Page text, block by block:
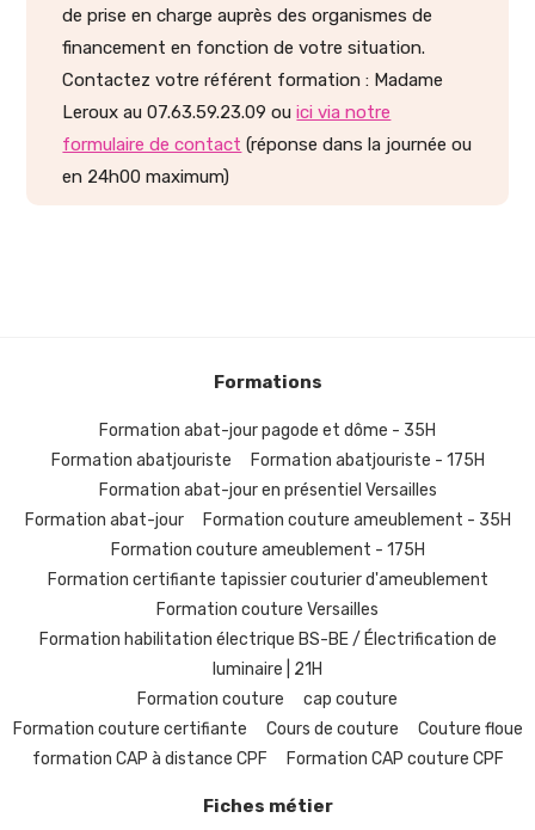
de prise en charge auprès des organismes de
financement en fonction de votre situation.
Contactez votre référent formation : Madame
Leroux au 07.63.59.23.09 ouici via notre
formulaire de contact (réponse dans la journée ou
en 24h00 maximum)
Formations
Formation abat-jour pagode et dôme - 35H
Formation abatjouriste
Formation abatjouriste - 175H
Formation abat-jour en présentiel Versailles
Formation abat-jour
Formation couture ameublement - 35H
Formation couture ameublement - 175H
Formation certifiante tapissier couturier d'ameublement
Formation couture Versailles
Formation habilitation électrique BS-BE / Électrification de
luminaire | 21H
Formation couture
cap couture
Formation couture certifiante
Cours de couture
Couture floue
formation CAP à distance CPF
Formation CAP couture CPF
Fiches métier